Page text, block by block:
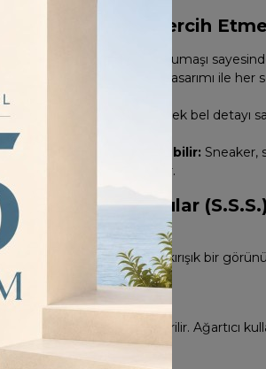
Neden Bu Eteği Tercih
Krinkıl kumaşı
Pileli tasarımı ile her
olmaya aday.
✅
Esnek bel detayı
kolayca uyum sağlar.
✅
Çok Yönlü Kombinlenebilir: Sneaker,
ayakkabılarla tamamlanabilir.
Sıkça Sorulan Sorular (S.S.S.)
1. Ürün kırışır mı?
Krinkıl kumaş yapısı gereği kırışık bir
ütü gerektirmez.
2. Yıkama talimatı nedir?
30°C’de hassas yıkama önerilir. Ağartıcı
ısıda ütüleme yapılabilir.